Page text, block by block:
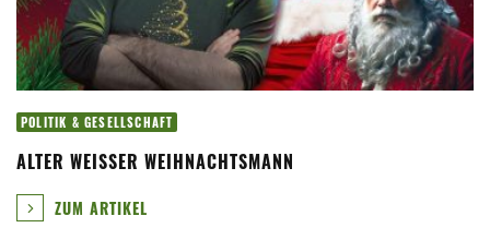
POLITIK & GESELLSCHAFT
ALTER WEISSER WEIHNACHTSMANN
ZUM ARTIKEL